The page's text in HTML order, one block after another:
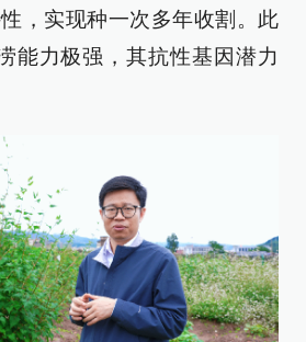
，实现种一次多年收割。此
能力极强，其抗性基因潜力